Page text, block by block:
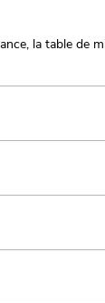
la table de